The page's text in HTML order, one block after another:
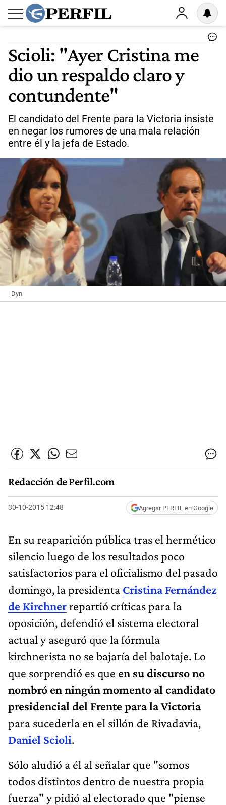
Scioli: "Ayer Cristina me
dio un respaldo claro y
contundente"
El candidato del Frente para la Victoria insiste
en negar los rumores de una mala relación
entre él y la jefa de Estado.
| Dyn
Redacción de Perfil.com
30-10-2015 12:48 Agregar PERFIL en Google
En su reaparición pública tras el hermético
silencio luego de los resultados poco
satisfactorios para el oficialismo del pasado
domingo, la presidenta Cristina Fernández
de Kirchnerrepartió críticas para la
oposición, defendió el sistema electoral
actual y aseguró que la fórmula
kirchnerista no se bajaría del balotaje. Lo
que sorprendió es que en su discurso no
nombró en ningún momento al candidato
presidencial del Frente para la Victoria
para sucederla en el sillón de Rivadavia,
Daniel Scioli.
Sólo aludió a él al señalar que "somos
todos distintos dentro de nuestra propia
fuerza" y pidió al electorado que "piense